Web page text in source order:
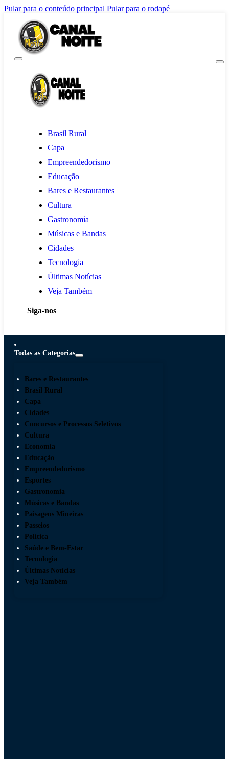
Pular para o conteúdo principal Pular para o rodapé
Brasil Rural
Capa
Empreendedorismo
Educação
Bares e Restaurantes
Cultura
Gastronomia
Músicas e Bandas
Cidades
Tecnologia
Últimas Notícias
Veja Também
Siga-nos
Todas as Categorias
Bares e Restaurantes
Brasil Rural
Capa
Cidades
Concursos e Processos Seletivos
Cultura
Economia
Educação
Empreendedorismo
Esportes
Gastronomia
Músicas e Bandas
Paisagens Mineiras
Passeios
Política
Saúde e Bem-Estar
Tecnologia
Últimas Notícias
Veja Também